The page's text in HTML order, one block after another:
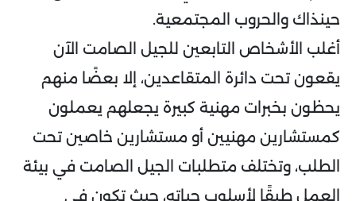
حينذاك والحروب المجتمعية.
أغلب الأشخاص التابعين للجيل الصامت الآن
يقعون تحت دائرة المتقاعدين، إلا بعضًا منهم
يحظون بخبرات مهنية كبيرة يجعلهم يعملون
كمستشارين مهنيين أو مستشارين خاصين تحت
الطلب، وتختلف متطلبات الجيل الصامت في بيئة
العمل طبقًا لأسلوب حياته، حيث تكون في